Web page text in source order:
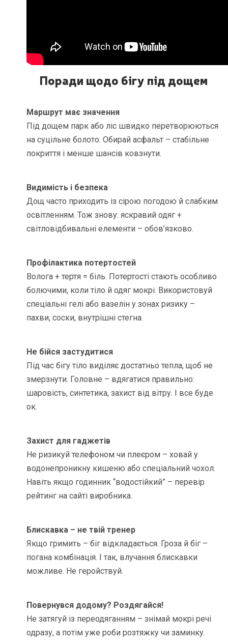
Поради щодо бігу під дощем
Маршрут має значення
Під дощем парк або ліс швидко перетворюються
на суцільне болото. Обирай асфальт – стабільне
покриття і менше шансів ковзнути.
Видимість і безпека
Дощ часто приходить із сірою погодою й слабким
освітленням. Тож знову: яскравий одяг +
світловідбивальні елементи – обов’язково.
Профілактика потертостей
Волога + тертя = біль. Потертості стають особливо
болючими, коли тіло й одяг мокрі. Використовуй
спеціальні гелі або вазелін у зонах ризику –
пахви, соски, внутрішні стегна.
Не бійся застудитися
Під час бігу тіло виділяє достатньо тепла, щоб не
змерзнути. Головне – вдягатися правильно:
шаровість, синтетика, захист від вітру. І все буде
ок.
Захист для гаджетів
Не ризикуй телефоном чи плеєром – ховай у
водонепроникну кишеню або спеціальний чохол.
Навіть якщо годинник “водостійкий” – перевір
рейтинг на сайті виробника.
Блискавка – не твій тренер
Якщо гримить – біг відкладається. Гроза й біг –
погана комбінація. І так, влучання блискавки
можливе. Не геройствуй.
Повернувся додому? Роздягайся!
Не затягуй із переодяганням – знімай мокрі речі
одразу, а потім уже роби розтяжку чи заминку.